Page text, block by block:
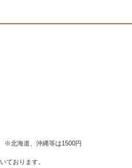
北海道、沖縄等は1500円
ております。